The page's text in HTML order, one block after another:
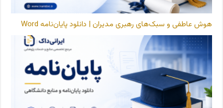
هوش عاطفی و سبک‌های رهبری مدیران | دانلود پایان‌نامه Word